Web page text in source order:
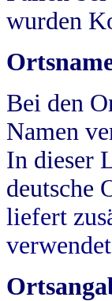
wurden
Bei den
Namen
In dieser
deutsche
liefert